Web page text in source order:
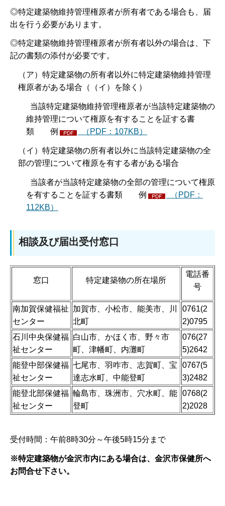
◎特定建築物維持管理権原者が所有者である場合も、届
出を行う必要があります。
◎特定建築物維持管理権原者が所有者以外の場合は、下
記の書類の添付が必要です。
（ア）特定建築物の所有者以外に特定建築物維持管理
権原者がある場合（（イ）を除く）
当該特定建築物維持管理権原者が当該特定建築物の
維持管理について権原を有することを証する書
類 例
（PDF：107KB）
（イ）特定建築物の所有者以外に当該特定建築物の全
部の管理について権原を有する者がある場合
当該者が当該特定建築物の全部の管理について権原
を有することを証する書類 例
（PDF：
112KB）
相談及び届出受付窓口
窓口 特定建築物の所在場所
電話番
号
南加賀保健福祉
センター
加賀市、小松市、能美市、川
北町
0761(2
2)0795
石川中央保健福
祉センター
白山市、かほく市、野々市
町、津幡町、内灘町
076(27
5)2642
能登中部保健福
祉センター
七尾市、羽咋市、志賀町、宝
達志水町、中能登町
0767(5
3)2482
能登北部保健福
祉センター
輪島市、珠洲市、穴水町、能
登町
0768(2
2)2028
受付時間：午前8時30分～午後5時15分まで
※特定建築物が金沢市内にある場合は、金沢市保健所へ
お問合せ下さい。